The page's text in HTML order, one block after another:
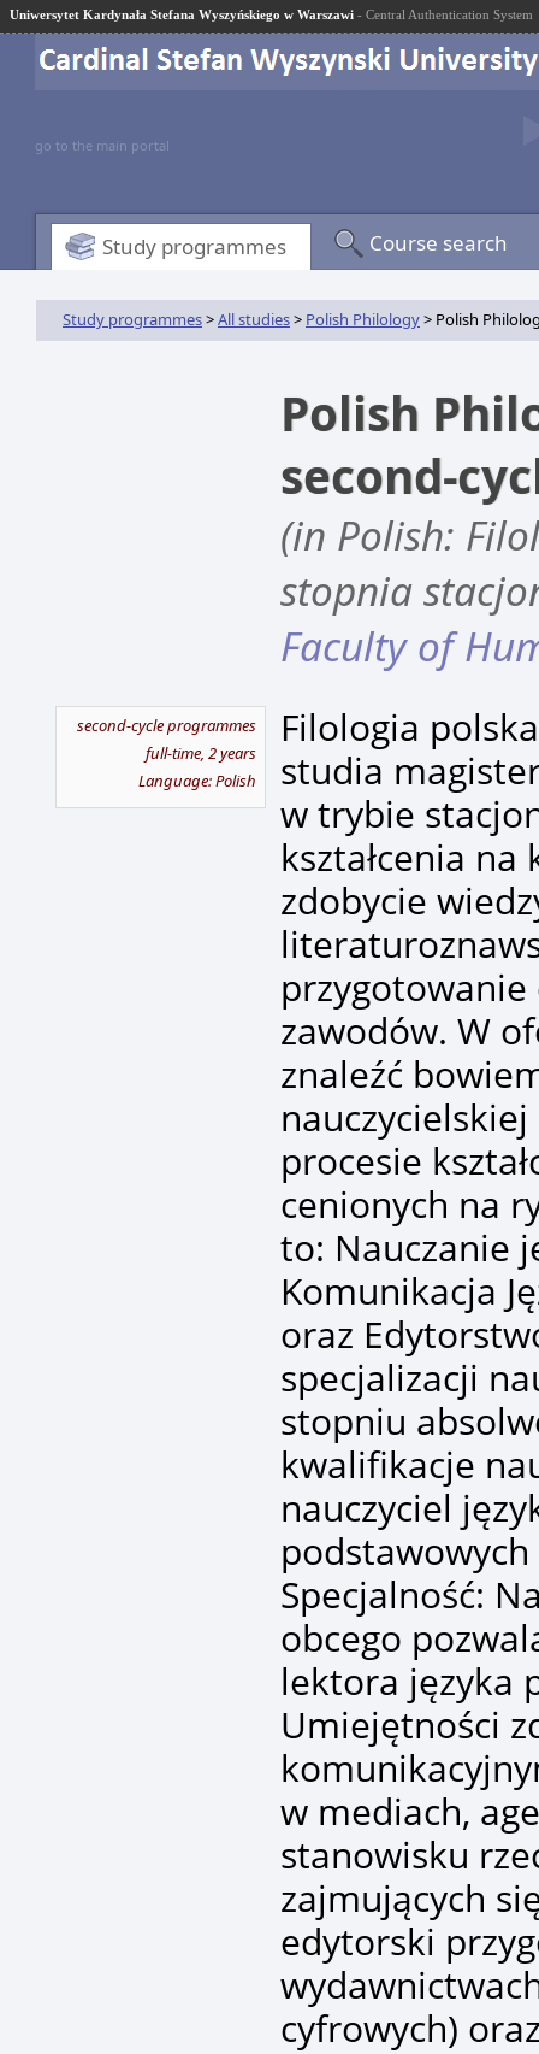
Uniwersytet Kardynała Stefana Wyszyńskiego w Warszawi - Central Authentication System
go to the main portal
Study programmes Course search
Study programmes>All studies> Polish Philology> Polish
Polish
second-
(in Polish:
stopnia
Faculty of
second-cycle programmes
full-time, 2 years
Language: Polish
Filologia
studia
w trybie
kształcenia
zdobycie
zawodów. W
znaleźć
procesie
cenionych na
to: Nauczanie
Komunikacja
oraz
specjalizacji
stopniu
kwalifikacje
nauczyciel
Specjalność:
obcego
lektora języka
Umiejętności
w mediach,
stanowisku
zajmujących
edytorski
cyfrowych)